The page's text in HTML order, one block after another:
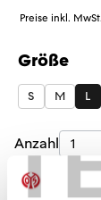
Preise inkl.
Größe
auswählen
S M L
Produkt
Anzahl
Sofort